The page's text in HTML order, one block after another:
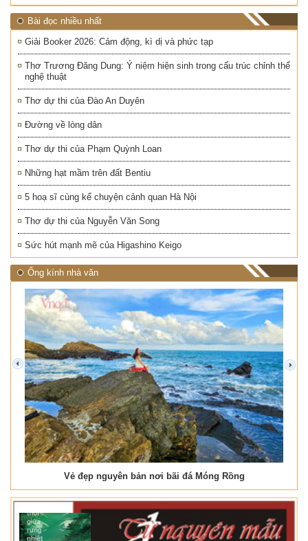
Bài đọc nhiều nhất
Giải Booker 2026: Cảm động, kì dị và phức tạp
Thơ Trương Đăng Dung: Ý niệm hiện sinh trong cấu trúc chỉnh thể
nghệ thuật
Thơ dự thi của Đào An Duyên
Đường về lòng dân
Thơ dự thi của Phạm Quỳnh Loan
Những hạt mầm trên đất Bentiu
5 hoạ sĩ cùng kể chuyện cảnh quan Hà Nội
Thơ dự thi của Nguyễn Văn Song
Sức hút mạnh mẽ của Higashino Keigo
Ống kính nhà văn
Vẻ đẹp nguyên bản nơi bãi đá Móng Rồng
prev next